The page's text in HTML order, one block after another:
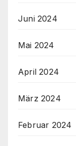
Juni 2024
Mai 2024
April 2024
März 2024
Februar 2024